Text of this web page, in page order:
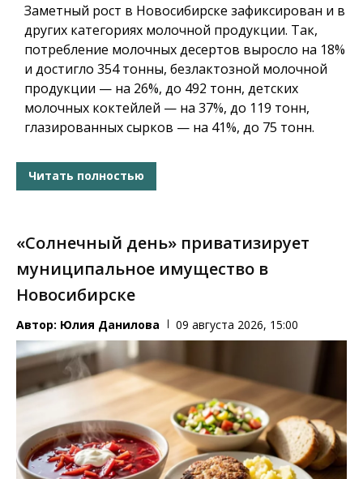
Заметный рост в Новосибирске зафиксирован и в
других категориях молочной продукции. Так,
потребление молочных десертов выросло на 18%
и достигло 354 тонны, безлактозной молочной
продукции — на 26%, до 492 тонн, детских
молочных коктейлей — на 37%, до 119 тонн,
глазированных сырков — на 41%, до 75 тонн.
Читать полностью
«Солнечный день» приватизирует
муниципальное имущество в
Новосибирске
Автор: Юлия Данилова 09 августа 2026, 15:00